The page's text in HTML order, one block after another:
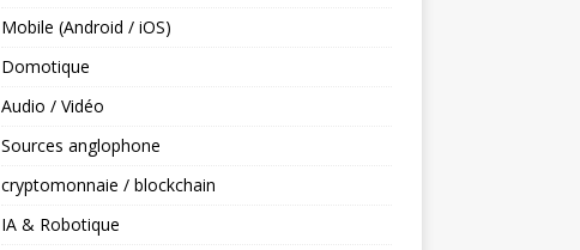
Mobile (Android / iOS)
Domotique
Audio / Vidéo
Sources anglophone
cryptomonnaie / blockchain
IA & Robotique